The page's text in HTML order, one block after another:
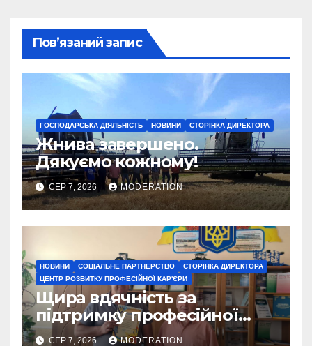
Пов’язаний запис
ГОСПОДАРСЬКА ДІЯЛЬНІСТЬ НОВИНИ СТОРІНКА ДИРЕКТОРА
Жнива завершено.
Дякуємо кожному!
СЕР 7, 2026 MODERATION
НОВИНИ СОЦІАЛЬНЕ ПАРТНЕРСТВО
СТОРІНКА ДИРЕКТОРА
ЦЕНТР РОЗВИТКУ ПРОФЕСІЙНОЇ КАР'ЄРИ
Щира вдячність за
підтримку професійної
освіти
СЕР 7, 2026 MODERATION